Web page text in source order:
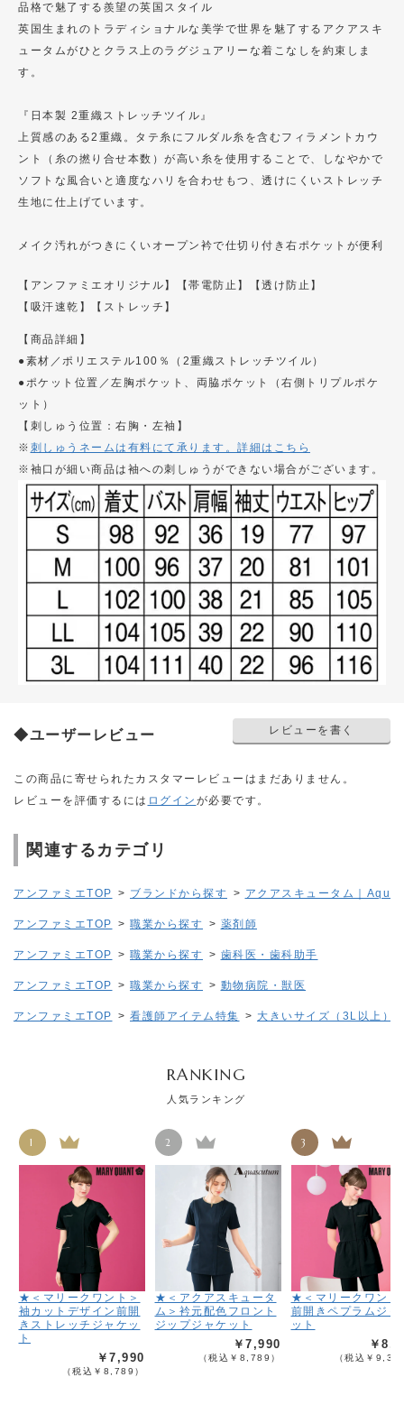
品格で魅了する羨望の英国スタイル
英国生まれのトラディショナルな美学で世界を魅了するアクアスキ
ュータムがひとクラス上のラグジュアリーな着こなしを約束しま
す。
『日本製 2重織ストレッチツイル』
上質感のある2重織。タテ糸にフルダル糸を含むフィラメントカウ
ント（糸の撚り合せ本数）が高い糸を使用することで、しなやかで
ソフトな風合いと適度なハリを合わせもつ、透けにくいストレッチ
生地に仕上げています。
メイク汚れがつきにくいオープン衿で仕切り付き右ポケットが便利
【アンファミエオリジナル】 【帯電防止】
【透け防止】
【吸汗速乾】
【ストレッチ】
【商品詳細】
●素材／ポリエステル100％（2重織ストレッチツイル）
●ポケット位置／左胸ポケット、両脇ポケット（右側トリプルポケ
ット）
【刺しゅう位置：右胸・左袖】
※ 刺しゅうネームは有料にて承ります。詳細はこちら
※袖口が細い商品は袖への刺しゅうができない場合がございます。
◆ユーザーレビュー レビューを書く
この商品に寄せられたカスタマーレビューはまだありません。
レビューを評価するには ログイン が必要です。
関連するカテゴリ
アンファミエTOP > ブランドから探す > アクアスキュータム｜
アンファミエTOP > 職業から探す > 薬剤師
アンファミエTOP > 職業から探す > 歯科医・歯科助手
アンファミエTOP > 職業から探す > 動物病院・獣医
アンファミエTOP > 看護師アイテム特集 > 大きいサイズ（3L以上）
RANKING
人気ランキング
1
★＜マリークワント＞
袖カットデザイン前開
きストレッチジャケッ
ト
￥7,990
（税込￥8,789）
2
★＜アクアスキュータ
ム＞衿元配色フロント
ジップジャケット
￥7,990
（税込￥8,789）
3
★＜マリークワント
前開きペプラムジャ
ット
￥
（税込￥